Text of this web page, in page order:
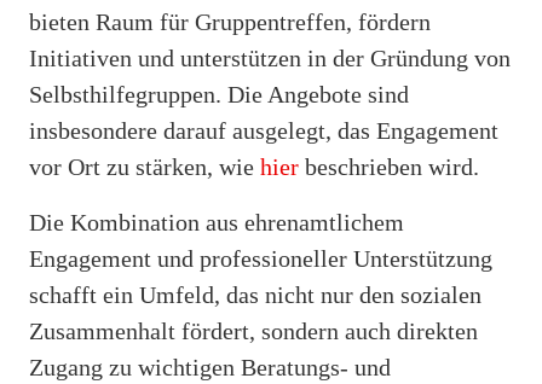
bieten Raum für Gruppentreffen, fördern
Initiativen und unterstützen in der Gründung von
Selbsthilfegruppen. Die Angebote sind
insbesondere darauf ausgelegt, das Engagement
vor Ort zu stärken, wie hier beschrieben wird.
Die Kombination aus ehrenamtlichem
Engagement und professioneller Unterstützung
schafft ein Umfeld, das nicht nur den sozialen
Zusammenhalt fördert, sondern auch direkten
Zugang zu wichtigen Beratungs- und